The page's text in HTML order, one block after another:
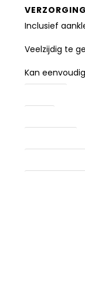
Inclusief
Veelzijdig te
Kan